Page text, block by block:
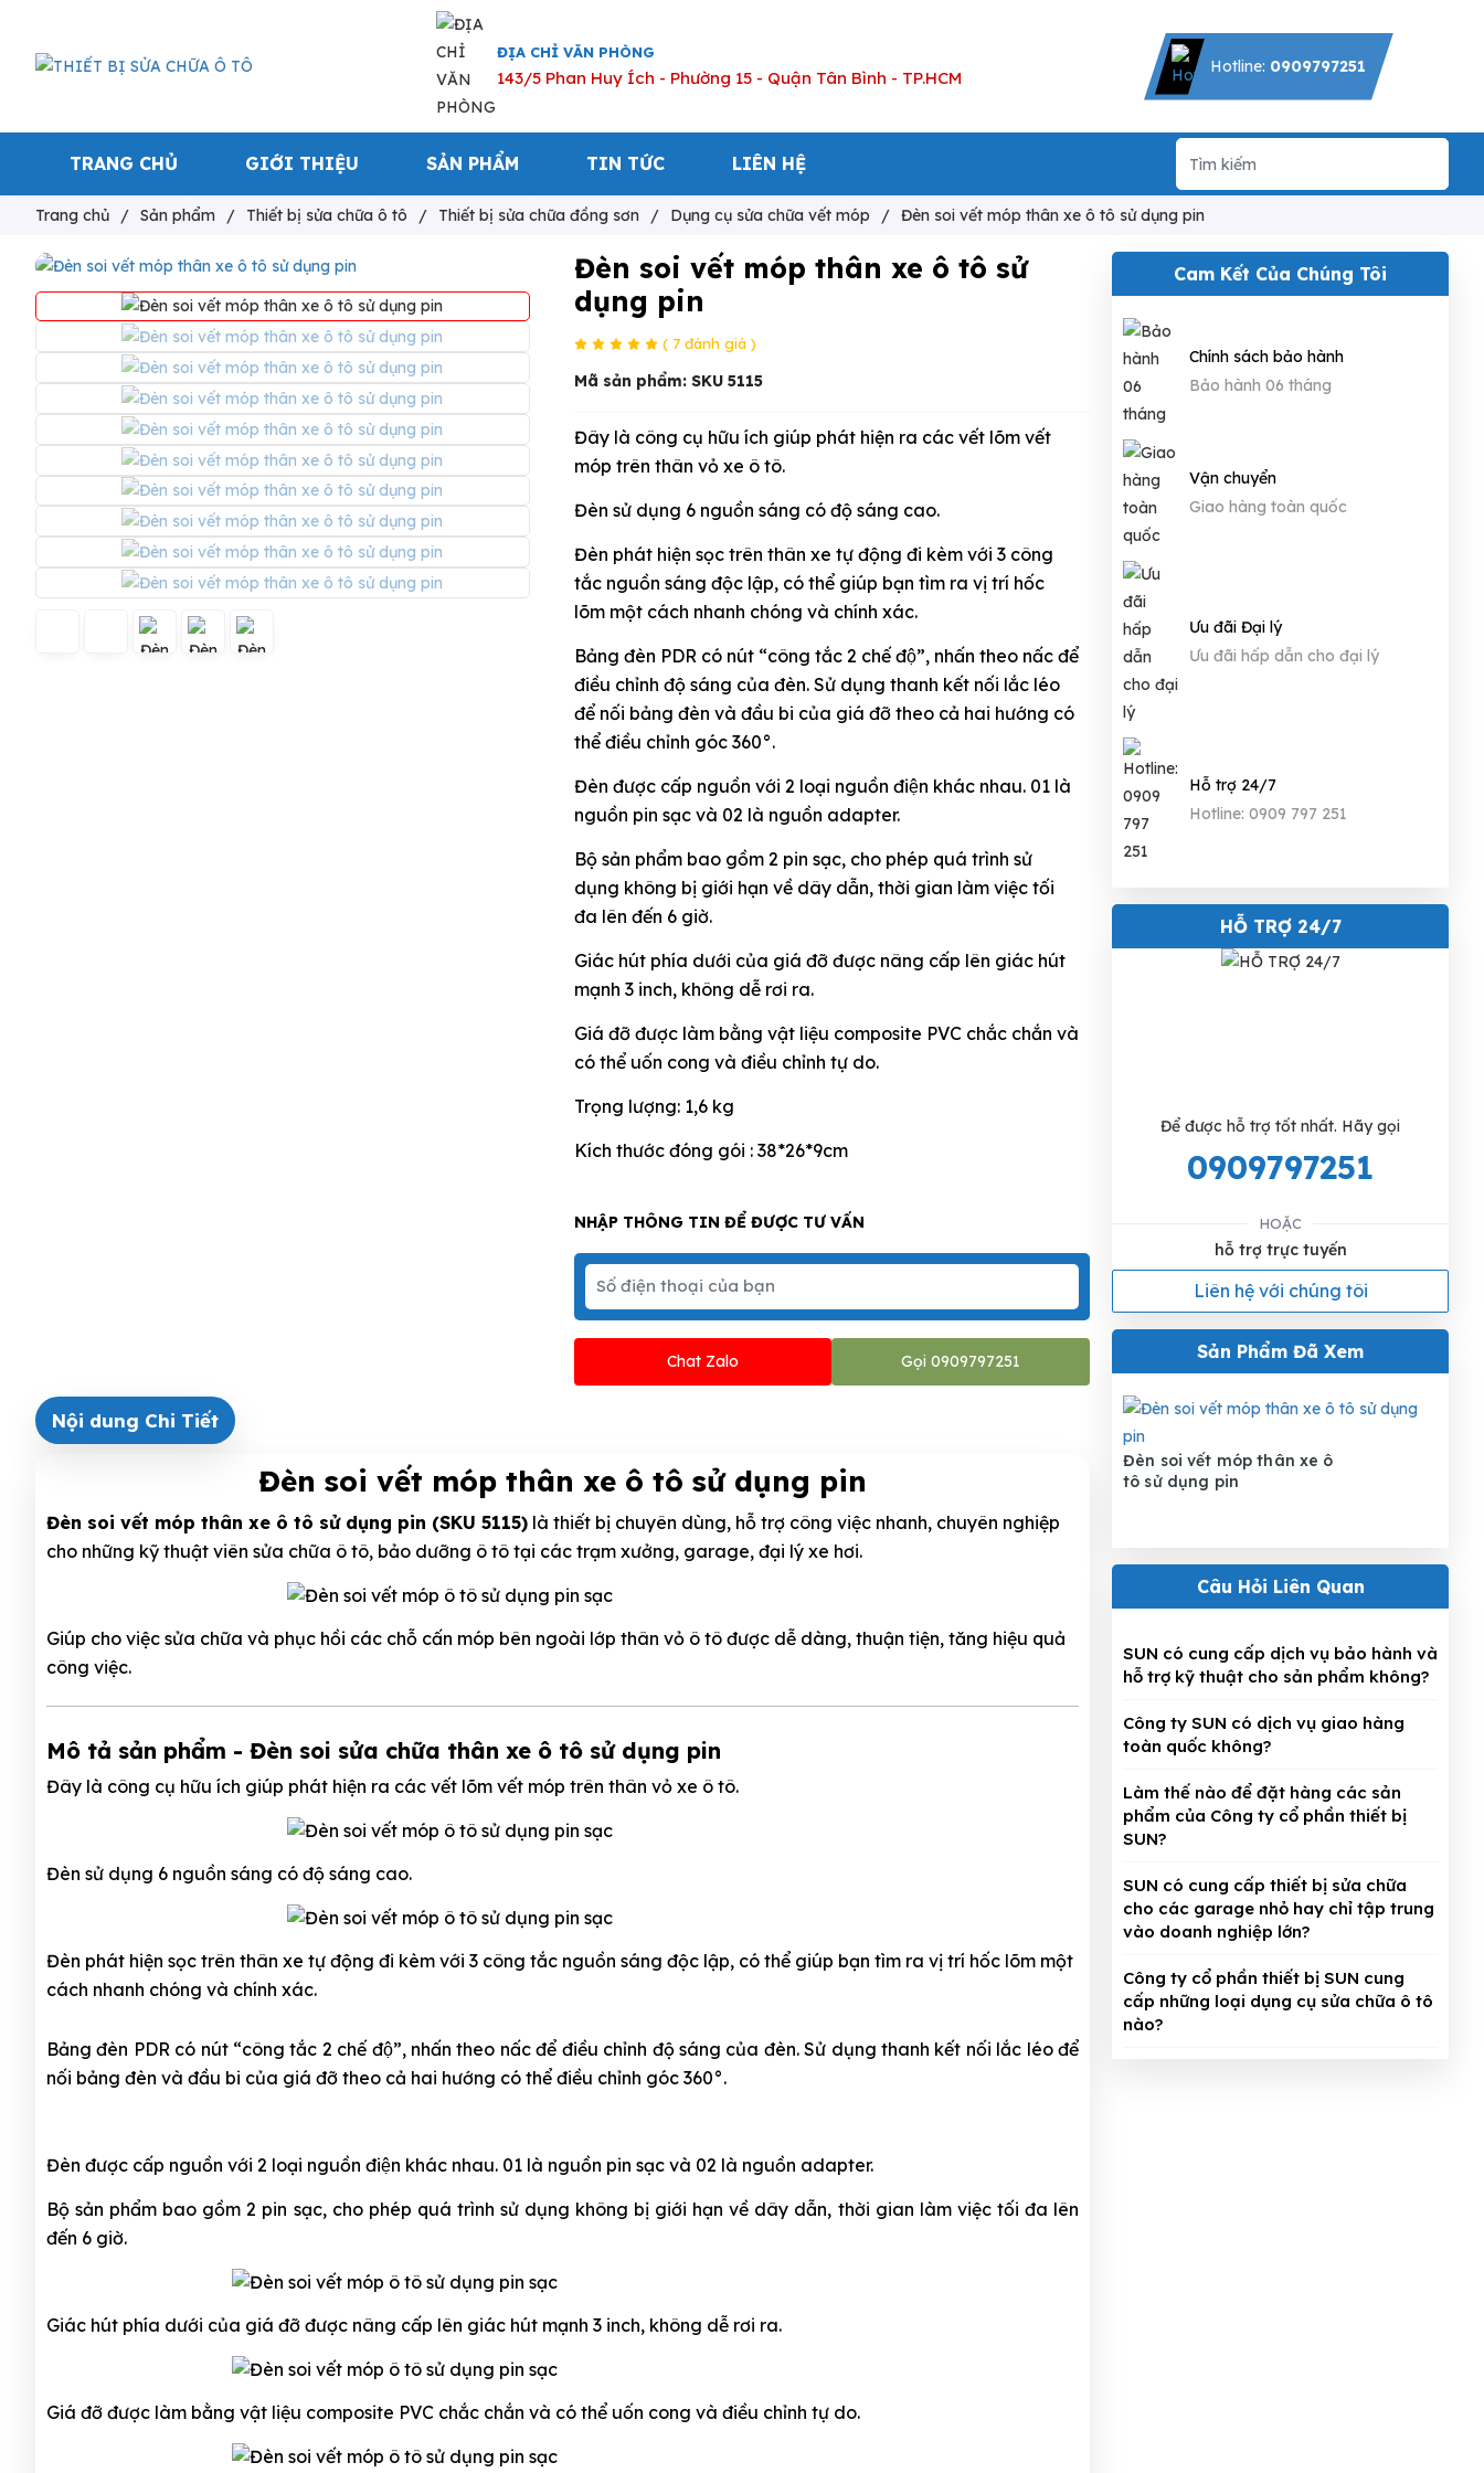
ĐỊA CHỈ VĂN PHÒNG
143/5 Phan Huy Ích - Phường 15 - Quận Tân Bình - TP.HCM
Hotline: 0909797251
TRANG CHỦ GIỚI THIỆU SẢN PHẨM TIN TỨC LIÊN HỆ
Trang chủ / Sản phẩm / Thiết bị sửa chữa ô tô / Thiết bị sửa chữa đồng sơn / Dụng cụ sửa chữa vết móp / Đèn soi vết móp thân xe ô tô sử dụng pin
Đèn soi vết móp thân xe ô tô sử
dụng pin
( 7 đánh giá )
Mã sản phẩm: SKU 5115
Đây là công cụ hữu ích giúp phát hiện ra các vết lõm vết
móp trên thân vỏ xe ô tô.
Đèn sử dụng 6 nguồn sáng có độ sáng cao.
Đèn phát hiện sọc trên thân xe tự động đi kèm với 3 công
tắc nguồn sáng độc lập, có thể giúp bạn tìm ra vị trí hốc
lõm một cách nhanh chóng và chính xác.
Bảng đèn PDR có nút “công tắc 2 chế độ”, nhấn theo nấc để
điều chỉnh độ sáng của đèn. Sử dụng thanh kết nối lắc léo
để nối bảng đèn và đầu bi của giá đỡ theo cả hai hướng có
thể điều chỉnh góc 360°.
Đèn được cấp nguồn với 2 loại nguồn điện khác nhau. 01 là
nguồn pin sạc và 02 là nguồn adapter.
Bộ sản phẩm bao gồm 2 pin sạc, cho phép quá trình sử
dụng không bị giới hạn về dây dẫn, thời gian làm việc tối
đa lên đến 6 giờ.
Giác hút phía dưới của giá đỡ được nâng cấp lên giác hút
mạnh 3 inch, không dễ rơi ra.
Giá đỡ được làm bằng vật liệu composite PVC chắc chắn và
có thể uốn cong và điều chỉnh tự do.
Trọng lượng: 1,6 kg
Kích thước đóng gói : 38*26*9cm
NHẬP THÔNG TIN ĐỂ ĐƯỢC TƯ VẤN
Chat Zalo Gọi 0909797251
Nội dung Chi Tiết
Đèn soi vết móp thân xe ô tô sử dụng pin
Đèn soi vết móp thân xe ô tô sử dụng pin (SKU 5115) là thiết bị chuyên dùng, hỗ trợ công việc nhanh, chuyên nghiệp
cho những kỹ thuật viên sửa chữa ô tô, bảo dưỡng ô tô tại các trạm xưởng, garage, đại lý xe hơi.
Giúp cho việc sửa chữa và phục hồi các chỗ cấn móp bên ngoài lớp thân vỏ ô tô được dễ dàng, thuận tiện, tăng hiệu quả
công việc.
Mô tả sản phẩm - Đèn soi sửa chữa thân xe ô tô sử dụng pin
Đây là công cụ hữu ích giúp phát hiện ra các vết lõm vết móp trên thân vỏ xe ô tô.
Đèn sử dụng 6 nguồn sáng có độ sáng cao.
Đèn phát hiện sọc trên thân xe tự động đi kèm với 3 công tắc nguồn sáng độc lập, có thể giúp bạn tìm ra vị trí hốc lõm một
cách nhanh chóng và chính xác.
Bảng đèn PDR có nút “công tắc 2 chế độ”, nhấn theo nấc để điều chỉnh độ sáng của đèn. Sử dụng thanh kết nối lắc léo để
nối bảng đèn và đầu bi của giá đỡ theo cả hai hướng có thể điều chỉnh góc 360°.
Đèn được cấp nguồn với 2 loại nguồn điện khác nhau. 01 là nguồn pin sạc và 02 là nguồn adapter.
Bộ sản phẩm bao gồm 2 pin sạc, cho phép quá trình sử dụng không bị giới hạn về dây dẫn, thời gian làm việc tối đa lên
đến 6 giờ.
Giác hút phía dưới của giá đỡ được nâng cấp lên giác hút mạnh 3 inch, không dễ rơi ra.
Giá đỡ được làm bằng vật liệu composite PVC chắc chắn và có thể uốn cong và điều chỉnh tự do.
Cam Kết Của Chúng Tôi
Chính sách bảo hành
Bảo hành 06 tháng
Vận chuyển
Giao hàng toàn quốc
Ưu đãi Đại lý
Ưu đãi hấp dẫn cho đại lý
Hỗ trợ 24/7
Hotline: 0909 797 251
HỖ TRỢ 24/7
Để được hỗ trợ tốt nhất. Hãy gọi
0909797251
HOẶC
hỗ trợ trực tuyến
Liên hệ với chúng tôi
Sản Phẩm Đã Xem
Đèn soi vết móp thân xe ô
tô sử dụng pin
Câu Hỏi Liên Quan
SUN có cung cấp dịch vụ bảo hành và
hỗ trợ kỹ thuật cho sản phẩm không?
Công ty SUN có dịch vụ giao hàng
toàn quốc không?
Làm thế nào để đặt hàng các sản
phẩm của Công ty cổ phần thiết bị
SUN?
SUN có cung cấp thiết bị sửa chữa
cho các garage nhỏ hay chỉ tập trung
vào doanh nghiệp lớn?
Công ty cổ phần thiết bị SUN cung
cấp những loại dụng cụ sửa chữa ô tô
nào?